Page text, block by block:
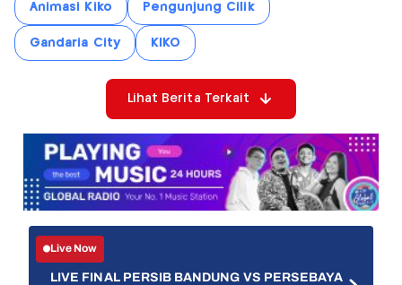
Animasi Kiko Pengunjung Cilik
Gandaria City KIKO
Lihat Berita Terkait
Live Now
LIVE FINAL PERSIB BANDUNG VS PERSEBAYA